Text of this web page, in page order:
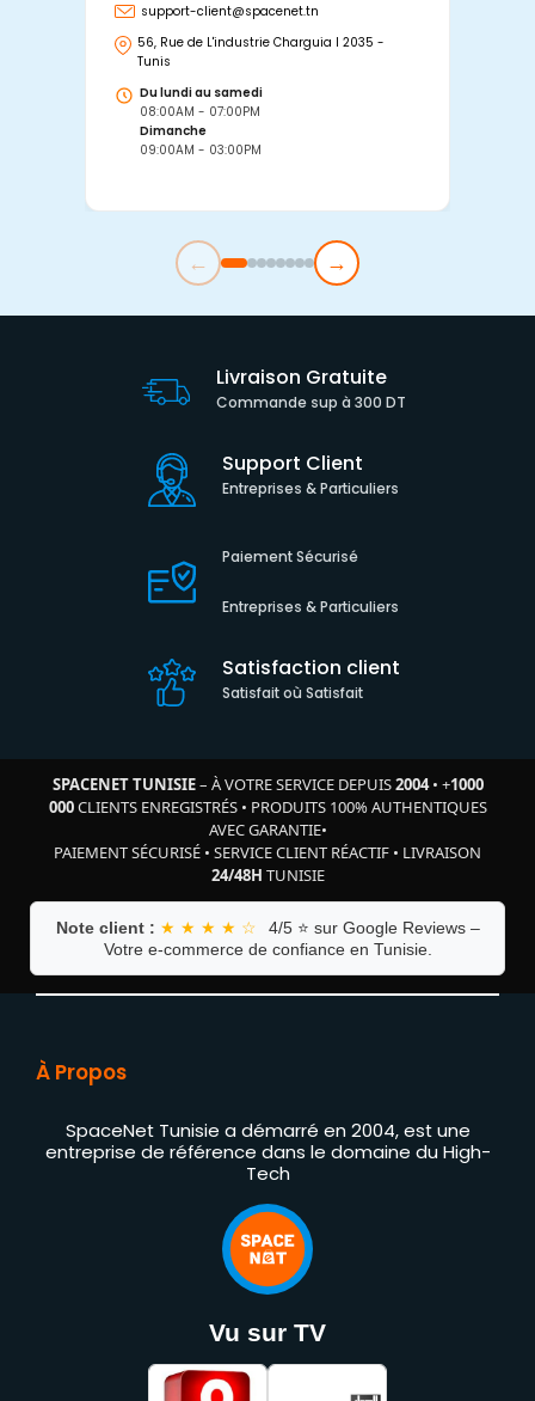
support-client@spacenet.tn
56, Rue de L'industrie Charguia I 2035 -
Tunis
Du lundi au samedi
08:00AM - 07:00PM
Dimanche
09:00AM - 03:00PM
← →
Livraison Gratuite
Commande sup à 300 DT
Support Client
Entreprises & Particuliers
Paiement Sécurisé
Entreprises & Particuliers
Satisfaction client
Satisfait où Satisfait
SPACENET TUNISIE– À VOTRE SERVICE DEPUIS2004• +1000
000CLIENTS ENREGISTRÉS• PRODUITS 100% AUTHENTIQUES
AVEC GARANTIE•
PAIEMENT SÉCURISÉ • SERVICE CLIENT RÉACTIF • LIVRAISON
24/48H TUNISIE
Note client : ★ ★ ★ ★ ☆
4/5 ⭐ sur Google Reviews –
Votre e-commerce de confiance en Tunisie.
À Propos
SpaceNet Tunisie a démarré en 2004, est une
entreprise de référence dans le domaine du High-
Tech
Vu sur TV